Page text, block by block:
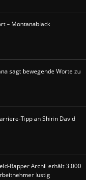
– Montanablack
sagt bewegende Worte zu
Tipp an Shirin David
Rapper Archii erhält 3.000
lustig